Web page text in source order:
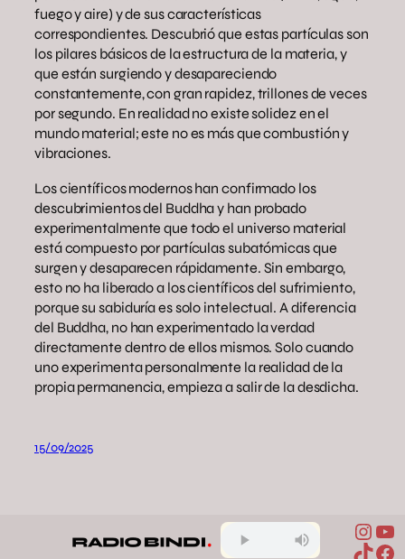
fuego y aire) y de sus características
correspondientes. Descubrió que estas partículas son
los pilares básicos de la estructura de la materia, y
que están surgiendo y desapareciendo
constantemente, con gran rapidez, trillones de veces
por segundo. En realidad no existe solidez en el
mundo material; este no es más que combustión y
vibraciones.
Los científicos modernos han confirmado los
descubrimientos del Buddha y han probado
experimentalmente que todo el universo material
está compuesto por partículas subatómicas que
surgen y desaparecen rápidamente. Sin embargo,
esto no ha liberado a los científicos del sufrimiento,
porque su sabiduría es solo intelectual. A diferencia
del Buddha, no han experimentado la verdad
directamente dentro de ellos mismos. Solo cuando
uno experimenta personalmente la realidad de la
propia permanencia, empieza a salir de la desdicha.
15/09/2025